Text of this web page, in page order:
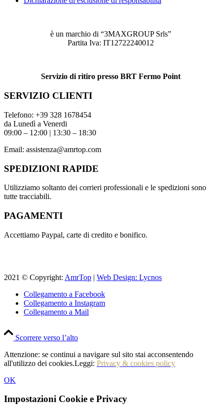
è un marchio di “3MAXGROUP Srls”
Partita Iva: IT12722240012
Servizio di ritiro presso BRT Fermo Point
SERVIZIO CLIENTI
Telefono: +39 328 1678454
da Lunedì a Venerdi
09:00 – 12:00 | 13:30 – 18:30
Email: assistenza@amrtop.com
SPEDIZIONI RAPIDE
Utilizziamo soltanto dei corrieri professionali e le spedizioni sono
tutte tracciabili.
PAGAMENTI
Accettiamo Paypal, carte di credito e bonifico.
2021 © Copyright: AmrTop | Web Design: Lycnos
Collegamento a Facebook
Collegamento a Instagram
Collegamento a Mail
Scorrere verso l’alto
Attenzione: se continui a navigare sul sito stai acconsentendo
all'utilizzo dei cookies.Leggi: Privacy & cookies policy
OK
Impostazioni Cookie e Privacy